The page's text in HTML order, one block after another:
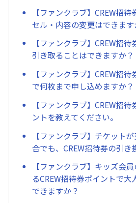
【ファンクラブ】CREW招
セル・内容の変更はできます
【ファンクラブ】CREW招
引き取ることはできますか？
【ファンクラブ】CREW招
で何枚まで申し込めますか？
【ファンクラブ】CREW招
ントを教えてください。
【ファンクラブ】チケット
合でも、CREW招待券の引き
【ファンクラブ】キッズ会
るCREW招待券ポイントで
できますか？